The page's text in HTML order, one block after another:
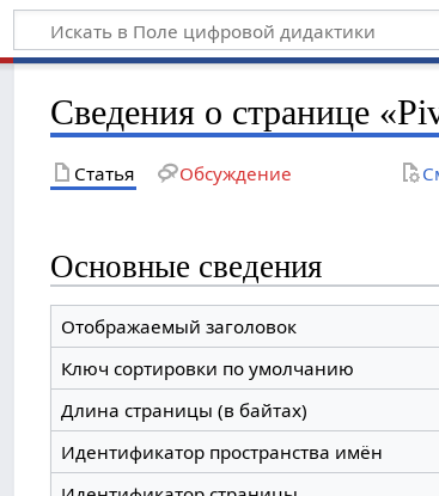
Сведения о странице
Статья Обсуждение
Основные сведения
Отображаемый заголовок
Ключ сортировки по умолчанию
Длина страницы (в байтах)
Идентификатор пространства имён